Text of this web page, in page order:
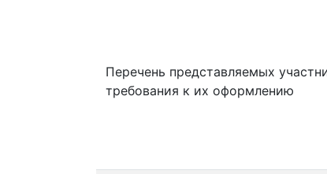
Перечень представляемых
требования к их оформлению